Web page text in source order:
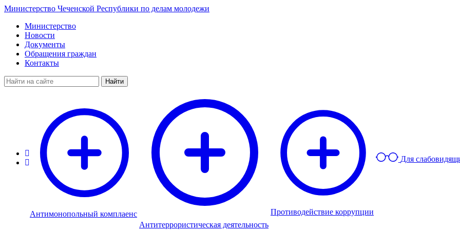
Министерство Чеченской Республики по делам молодежи
Министерство
Новости
Документы
Обращения граждан
Контакты
Найти
Антимонопольный комплаенс
Антитеррористическая деятельность
Противодействие коррупции
Для